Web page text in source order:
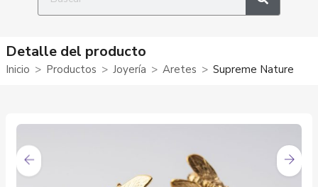
Detalle del producto
Inicio Productos Joyería Aretes Supreme Nature